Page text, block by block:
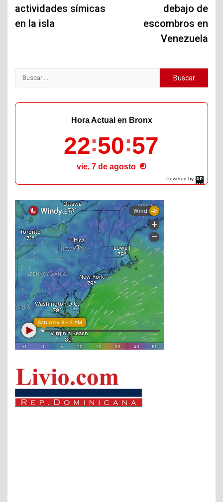
actividades símicas
en la isla
debajo de
escombros en
Venezuela
Buscar:
Powered by
DaysPedia.com
Hora Actual en Bronx
22 50 58
vie, 7 de agosto